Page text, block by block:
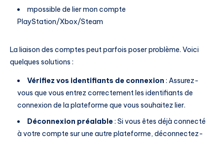
mpossible de lier mon compte
PlayStation/Xbox/Steam
La liaison des comptes peut parfois poser problème. Voici
quelques solutions :
Vérifiez vos identifiants de connexion : Assurez-
vous que vous entrez correctement les identifiants de
connexion de la plateforme que vous souhaitez lier.
Déconnexion préalable: Si vous êtes déjà connecté
à votre compte sur une autre plateforme, déconnectez-